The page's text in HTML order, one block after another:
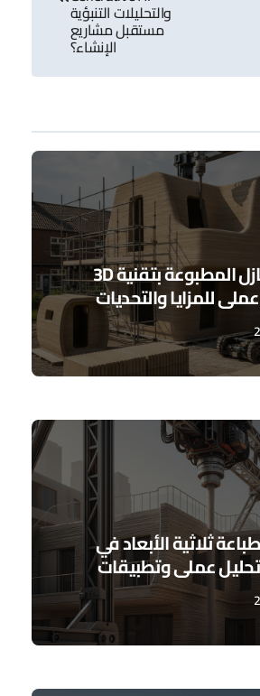
والتحليلات التنبؤية
مستقبل مشاريع
الإنشاء؟
مستقبل المنازل المطبوعة بتقنية 3D
ثلاثية الأبعاد في
تحليل عملي وتطبيقات